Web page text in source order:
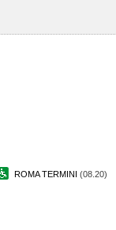
ROMA TERMINI (08.20)